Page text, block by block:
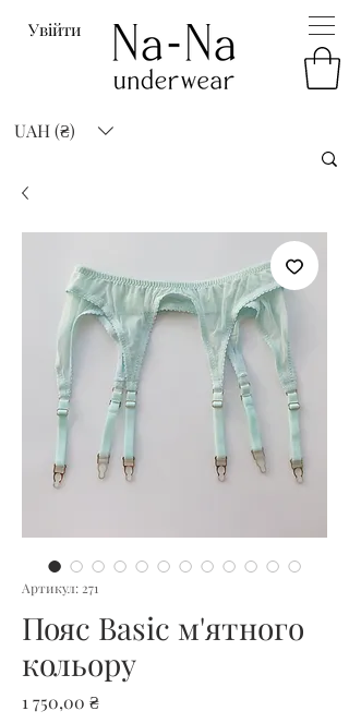
Увійти
UAH (₴)
Артикул: 271
Пояс Basic м'ятного
кольору
1 750,00 ₴Ціна